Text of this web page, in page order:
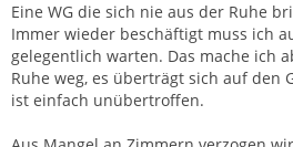
Eine WG die sich nie aus der Ruhe
Immer wieder beschäftigt muss ich
gelegentlich warten. Das mache ich
Ruhe weg, es überträgt sich auf den
ist einfach unübertroffen.